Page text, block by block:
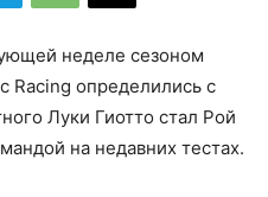
неделе сезоном
Racing определились с
Луки Гиотто стал Рой
на недавних тестах.